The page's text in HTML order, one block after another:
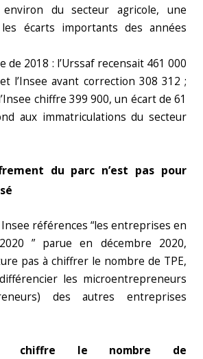
environ du secteur agricole, une
écarts importants des années
de 2018 : l’Urssaf recensait 461 000
l’Insee avant correction 308 312 ;
chiffre 399 900, un écart de 61
aux immatriculations du secteur
du parc n’est pas pour
références “les entreprises en
” parue en décembre 2020,
pas à chiffrer le nombre de TPE,
les microentrepreneurs
des autres entreprises
chiffre le nombre de